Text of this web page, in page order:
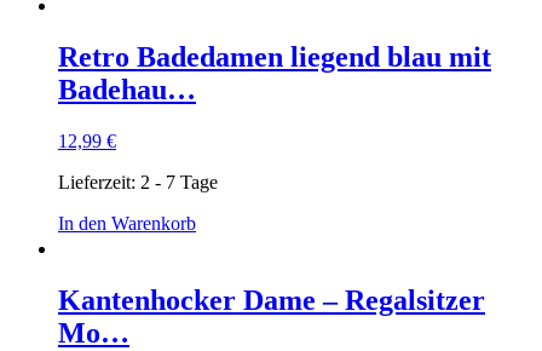
Retro Badedamen liegend blau mit
Badehau…
12,99 €
Lieferzeit: 2 - 7 Tage
In den Warenkorb
Kantenhocker Dame – Regalsitzer
Mo…